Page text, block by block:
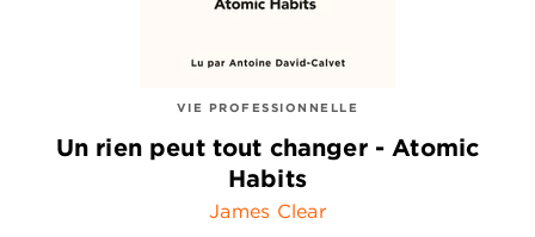
VIE PROFESSIONNELLE
Un rien peut tout changer - Atomic
Habits
James Clear